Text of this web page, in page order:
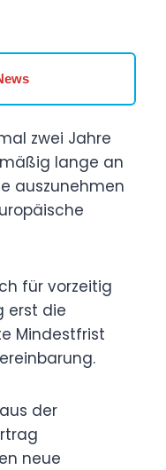
zwei Jahre
lange an
auszunehmen
für vorzeitig
erst die
Mindestfrist
der
neue